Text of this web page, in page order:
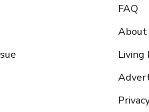
FAQ
About
Living